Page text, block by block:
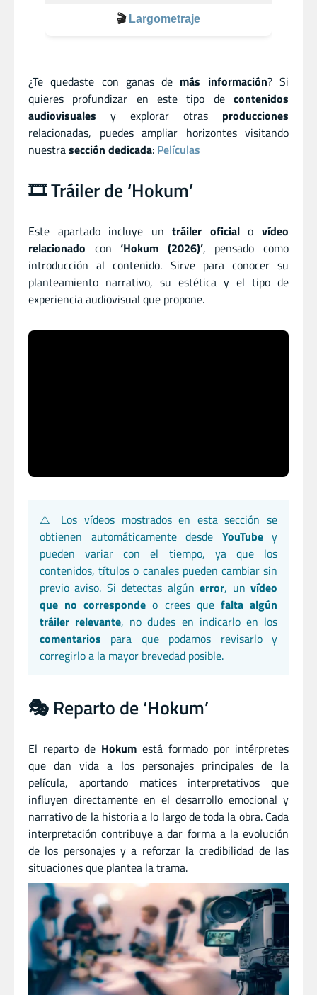
🎬 Largometraje
¿Te quedaste con ganas de más información? Si
quieres profundizar en este tipo de contenidos
audiovisuales y explorar otras producciones
relacionadas, puedes ampliar horizontes visitando
nuestrasección dedicada: Películas
🎞️ Tráiler de ‘Hokum’
Este apartado incluye untráiler oficialovídeo
relacionado con‘Hokum (2026)’, pensado como
introducción al contenido. Sirve para conocer su
planteamiento narrativo, su estética y el tipo de
experiencia audiovisual que propone.
⚠️ Los vídeos mostrados en esta sección se
obtienen automáticamente desde YouTubey
pueden variar con el tiempo, ya que los
contenidos, títulos o canales pueden cambiar sin
previo aviso. Si detectas algúnerror, unvídeo
que no corresponde o crees que falta algún
tráiler relevante, no dudes en indicarlo en los
comentarios para que podamos revisarlo y
corregirlo a la mayor brevedad posible.
🎭 Reparto de ‘Hokum’
El reparto de Hokum está formado por intérpretes
que dan vida a los personajes principales de la
película, aportando matices interpretativos que
influyen directamente en el desarrollo emocional y
narrativo de la historia a lo largo de toda la obra. Cada
interpretación contribuye a dar forma a la evolución
de los personajes y a reforzar la credibilidad de las
situaciones que plantea la trama.